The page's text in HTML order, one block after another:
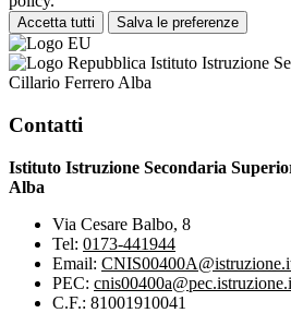
Accetta tutti Salva le preferenze
Istituto Istruzione
Cillario Ferrero Alba
Contatti
Istituto Istruzione Secondaria
Alba
Via Cesare Balbo, 8
Tel: 0173-441944
Email:
PEC:
C.F.: 81001910041